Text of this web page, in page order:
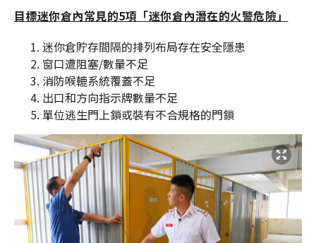
目標迷你倉內常見的5項「迷你倉內潛在的火警危險」
迷你倉貯存間隔的排列布局存在安全隱患
窗口遭阻塞/數量不足
消防喉轆系統覆蓋不足
出口和方向指示牌數量不足
單位逃生門上鎖或裝有不合規格的門鎖